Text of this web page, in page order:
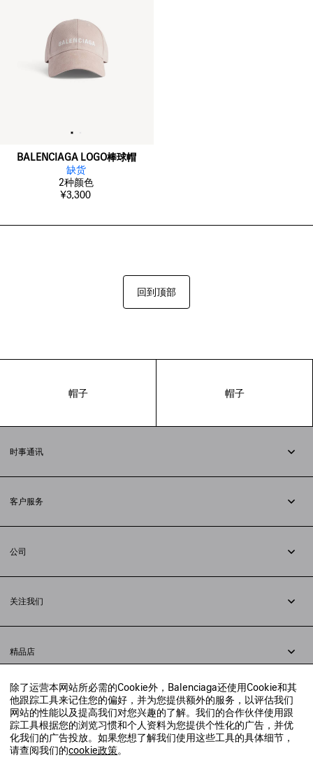
除了运营本网站所必需的Cookie外，Balenciaga还使用Cookie和其
他跟踪工具来记住您的偏好，并为您提供额外的服务，以评估我们
网站的性能以及提高我们对您兴趣的了解。我们的合作伙伴使用跟
踪工具根据您的浏览习惯和个人资料为您提供个性化的广告，并优
化我们的广告投放。如果您想了解我们使用这些工具的具体细节，
请查阅我们的cookie政策。
BALENCIAGA LOGO棒球帽
缺货
2种颜色
¥3,300
回到顶部
帽子 帽子
时事通讯
客户服务
配送方式
支付
常见问题解答
公司
法律问题
联合国世界粮食计划署
举报平台
关注我们
小红书
精品店
寻找附近的精品店
实时聊天客服
发送邮件
我们将在24小时内给予回复
联系我们：400-610-6018
© 2020 巴黎世家贸易（上海）有限公司